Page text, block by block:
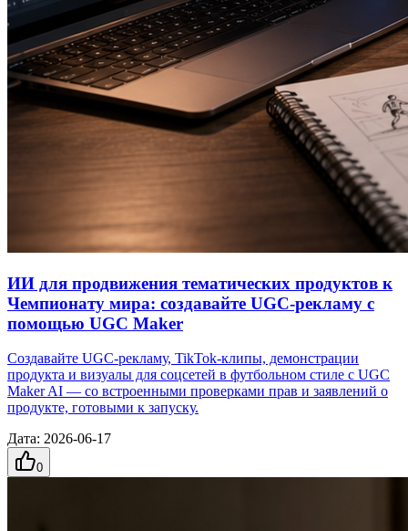
ИИ для продвижения тематических продуктов к
Чемпионату мира: создавайте UGC-рекламу с
помощью UGC Maker
Создавайте UGC-рекламу, TikTok-клипы, демонстрации
продукта и визуалы для соцсетей в футбольном стиле с UGC
Maker AI — со встроенными проверками прав и заявлений о
продукте, готовыми к запуску.
Дата: 2026-06-17
0